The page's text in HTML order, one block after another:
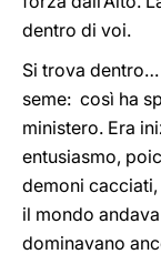
dentro di voi.
Si trova
seme: così ha
ministero. Era
entusiasmo,
demoni
il mondo
dominavano